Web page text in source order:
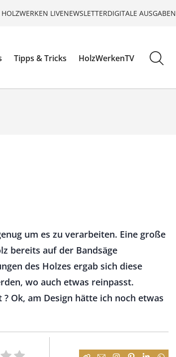
HOLZWERKEN LIVENEWSLETTERDIGITALE AUSGABEN
Tipps & Tricks HolzWerkenTV
um es zu verarbeiten. Eine große
bereits auf der Bandsäge
des Holzes ergab sich diese
wo auch etwas reinpasst.
Ok, am Design hätte ich noch etwas